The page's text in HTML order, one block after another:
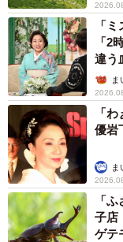
「
「2
違う
屋】ま
「
優岩
ま
「
子店
ゲテ